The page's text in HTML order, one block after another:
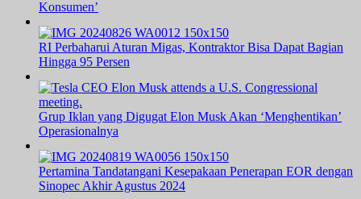
Konsumen’
RI Perbaharui Aturan Migas, Kontraktor Bisa Dapat Bagian
Hingga 95 Persen
Grup Iklan yang Digugat Elon Musk Akan ‘Menghentikan’
Operasionalnya
Pertamina Tandatangani Kesepakaan Penerapan EOR dengan
Sinopec Akhir Agustus 2024